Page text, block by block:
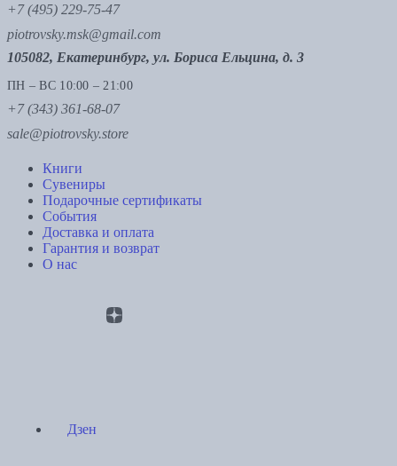
+7 (495) 229-75-47
piotrovsky.msk@gmail.com
105082, Екатеринбург, ул. Бориса Ельцина, д. 3
ПН – ВС 10:00 – 21:00
+7 (343) 361-68-07
sale@piotrovsky.store
Книги
Сувениры
Подарочные сертификаты
События
Доставка и оплата
Гарантия и возврат
О нас
Дзен